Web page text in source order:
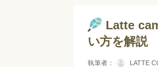
Latte
い方を解説
執筆者： LATTE